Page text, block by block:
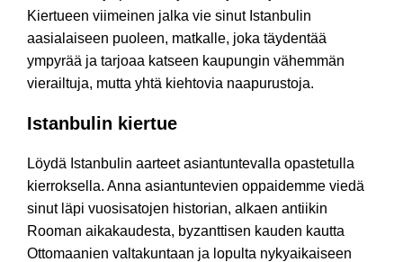
Kiertueen viimeinen jalka vie sinut Istanbulin
aasialaiseen puoleen, matkalle, joka täydentää
ympyrää ja tarjoaa katseen kaupungin vähemmän
vierailtuja, mutta yhtä kiehtovia naapurustoja.
Istanbulin kiertue
Löydä Istanbulin aarteet asiantuntevalla opastetulla
kierroksella. Anna asiantuntevien oppaidemme viedä
sinut läpi vuosisatojen historian, alkaen antiikin
Rooman aikakaudesta, byzanttisen kauden kautta
Ottomaanien valtakuntaan ja lopulta nykyaikaiseen